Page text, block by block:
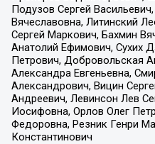
Подузов Сергей
Вячеславовна, Литинский
Сергей Маркович, Бахмин
Анатолий Ефимович, Сухих
Петрович, Добровольская
Александра Евгеньевна,
Александрович, Вицин
Андреевич, Левинсон Лев
Иосифовна, Орлов Олег
Федоровна, Резник Генри
Константинович